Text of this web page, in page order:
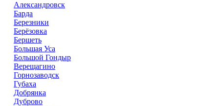
Александровск
Барда
Березники
Берёзовка
Бершеть
Большая Уса
Большой Гондыр
Верещагино
Горнозаводск
Губаха
Добрянка
Дуброво